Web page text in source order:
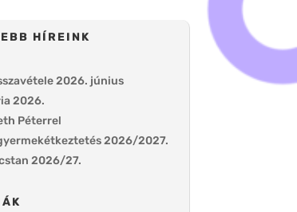
HÍREINK
2026. június
2026.
Péterrel
2026/2027.
2026/27.